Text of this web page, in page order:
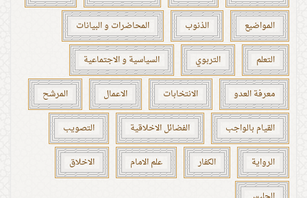
المواضيع الذنوب المحاضرات و البيانات
التعلم التربوي السياسية و الاجتماعية
معرفة العدو الانتخابات الاعمال المرشح
القيام بالواجب الفضائل الاخلاقية التصويب
الرواية الكفار علم الامام الاخلاق